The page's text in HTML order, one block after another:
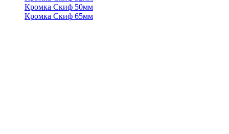
Кромка Скиф 50мм
Кромка Скиф 65мм